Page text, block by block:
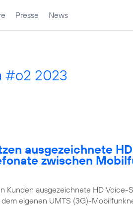
Presse News
#o2 2023
ausgezeichnete
zwischen
Kunden ausgezeichnete HD Voice-
eigenen UMTS (3G)-